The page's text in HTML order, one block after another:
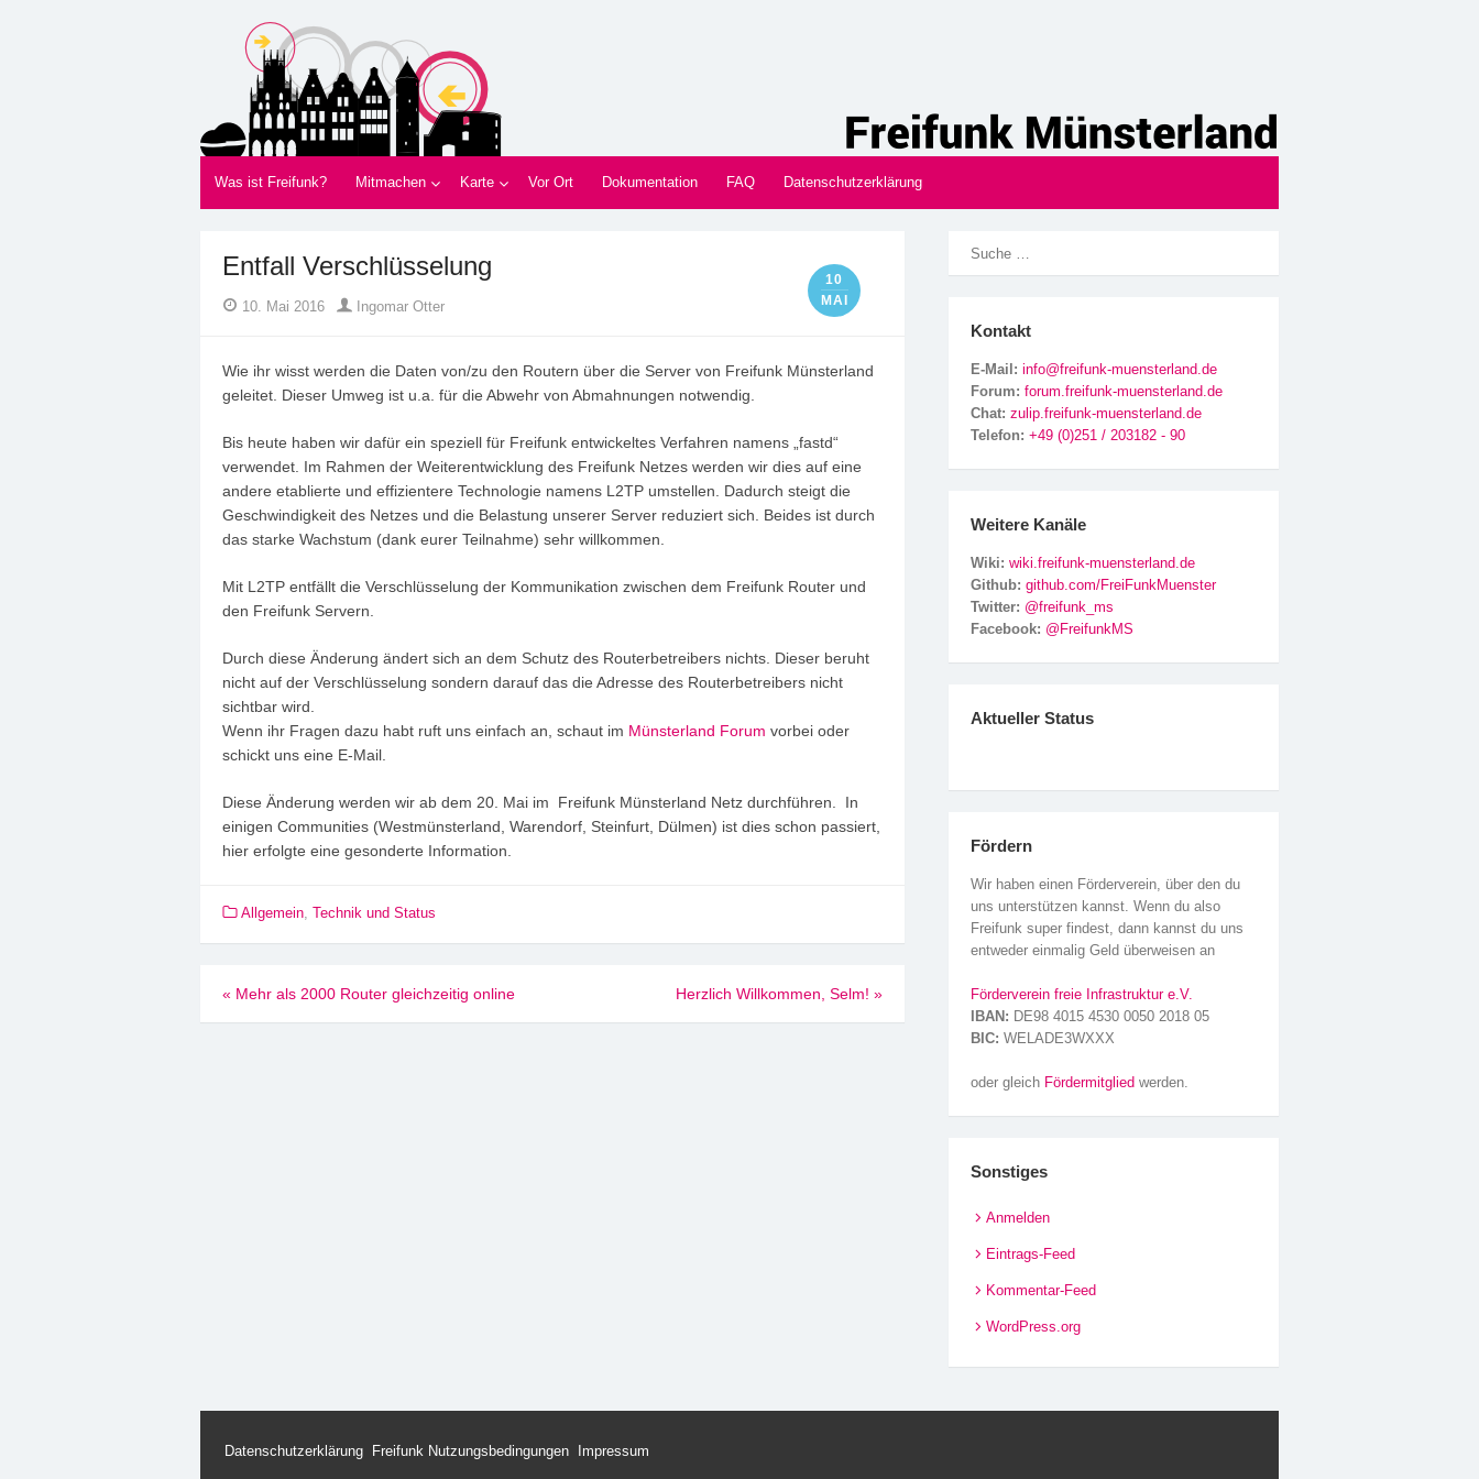
Freifunk Münsterland
Was ist Freifunk? Mitmachen Karte Vor Ort Dokumentation FAQ Datenschutzerklärung
Entfall Verschlüsselung
10
MAI
Posted
on
10. Mai 2016
Ingomar Otter
Wie ihr wisst werden die Daten von/zu den Routern über die Server von Freifunk Münsterland
geleitet. Dieser Umweg ist u.a. für die Abwehr von Abmahnungen notwendig.
Bis heute haben wir dafür ein speziell für Freifunk entwickeltes Verfahren namens „fastd“
verwendet. Im Rahmen der Weiterentwicklung des Freifunk Netzes werden wir dies auf eine
andere etablierte und effizientere Technologie namens L2TP umstellen. Dadurch steigt die
Geschwindigkeit des Netzes und die Belastung unserer Server reduziert sich. Beides ist durch
das starke Wachstum (dank eurer Teilnahme) sehr willkommen.
Mit L2TP entfällt die Verschlüsselung der Kommunikation zwischen dem Freifunk Router und
den Freifunk Servern.
Durch diese Änderung ändert sich an dem Schutz des Routerbetreibers nichts. Dieser beruht
nicht auf der Verschlüsselung sondern darauf das die Adresse des Routerbetreibers nicht
sichtbar wird.
Wenn ihr Fragen dazu habt ruft uns einfach an, schaut im Münsterland Forum vorbei oder
schickt uns eine E-Mail.
Diese Änderung werden wir ab dem 20. Mai im Freifunk Münsterland Netz durchführen. In
einigen Communities (Westmünsterland, Warendorf, Steinfurt, Dülmen) ist dies schon passiert,
hier erfolgte eine gesonderte Information.
Allgemein, Technik und Status
Beitragsnavigation
« Mehr als 2000 Router gleichzeitig online Herzlich Willkommen, Selm! »
Kontakt
E-Mail: info@freifunk-muensterland.de
Forum: forum.freifunk-muensterland.de
Chat: zulip.freifunk-muensterland.de
Telefon: +49 (0)251 / 203182 - 90
Weitere Kanäle
Wiki: wiki.freifunk-muensterland.de
Github: github.com/FreiFunkMuenster
Twitter: @freifunk_ms
Facebook: @FreifunkMS
Aktueller Status
Fördern
Wir haben einen Förderverein, über den du
uns unterstützen kannst. Wenn du also
Freifunk super findest, dann kannst du uns
entweder einmalig Geld überweisen an
Förderverein freie Infrastruktur e.V.
IBAN: DE98 4015 4530 0050 2018 05
BIC: WELADE3WXXX
oder gleich Fördermitglied werden.
Sonstiges
Anmelden
Eintrags-Feed
Kommentar-Feed
WordPress.org
Datenschutzerklärung Freifunk Nutzungsbedingungen Impressum